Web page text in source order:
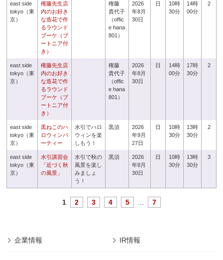
east side
tokyo（東
京）
権藤先生店
内のお好き
な造花で作
るラウンド
ブーケ（ブ
ートニア付
き）
権藤
貴代子
（offic
e hana
801）
2026
年8月
30日
日
10時
30分
14時
00分
2
east side
tokyo（東
京）
権藤先生店
内のお好き
な造花で作
るラウンド
ブーケ（ブ
ートニア付
き）
権藤
貴代子
（offic
e hana
801）
2026
年8月
30日
日
14時
00分
17時
30分
2
east side
tokyo（東
京）
黒ねこのハ
ロウィンパ
ーティー
水引でハロ
ウィンを楽
しもう！
黒須
2026
年9月
27日
日
10時
30分
13時
30分
2
east side
tokyo（東
京）
水引講習会
「近づく秋
の風景」
水引で秋の
風景を楽し
みましょ
う！
黒須
2026
年8月
30日
日
10時
30分
13時
30分
3
1 2 3 4 5 7
企業情報 IR情報